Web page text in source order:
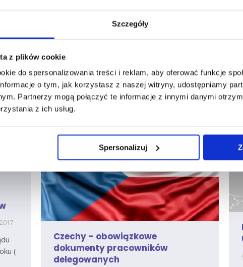
Szczegóły
z plików cookie
do spersonalizowania treści i reklam, aby oferować funkcje
o tym, jak korzystasz z naszej witryny, udostępniamy
Partnerzy mogą połączyć te informacje z innymi danymi
z ich usług.
Spersonalizuj
i Tachograph Forum. W audycji nasz ekspert
odniósł się do trwających w Parlamencie
Europejskim prac dot. Pakietu Mobilności
stanowisko, jakie wygłosił 23 listopada
w Brukseli podczas debaty „Praktyczne
aspekty zaproponowanego Pakietu
Mobilności z perspektywy przedsiębiorstw”.
Podczas…
(
Czechy – obowiązkowe
dokumenty pracowników
delegowanych